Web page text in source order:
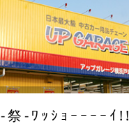
-祭-ﾜｯｼｮｰｰｰｰｲ!!